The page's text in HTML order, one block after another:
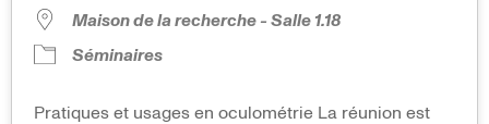
Maison de la recherche - Salle 1.18
Séminaires
Pratiques et usages en oculométrie La réunion est